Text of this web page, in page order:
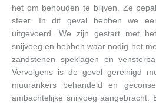
het om behouden te blijven. Ze
sfeer. In dit geval hebben we
uitgevoerd. We zijn gestart met
snijvoeg en hebben waar nodig het
zandstenen speklagen en
Vervolgens is de gevel gereinigd
muurankers behandeld en
ambachtelijke snijvoeg aangebracht.